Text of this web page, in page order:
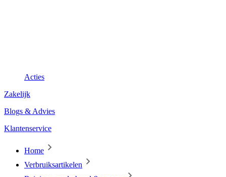
Acties
Zakelijk
Blogs & Advies
Klantenservice
Home
Verbruiksartikelen